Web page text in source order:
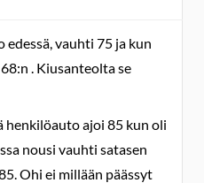
vauhti 75 ja kun
. Kiusanteolta se
henkilöauto ajoi 85 kun oli
nousi vauhti satasen
Ohi ei millään päässyt